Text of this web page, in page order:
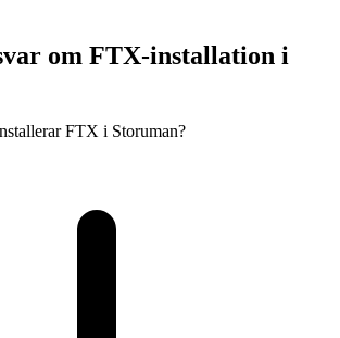
om FTX-installation i
FTX i Storuman?